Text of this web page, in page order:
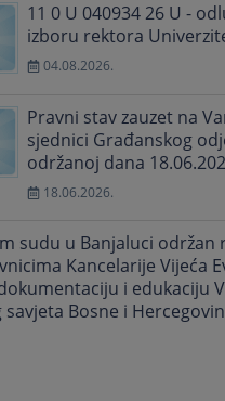
11 0 U 040934 26 U -
izboru rektora
04.08.2026.
Pravni stav zauzet na
sjednici Građanskog
održanoj dana
18.06.2026.
sudu u Banjaluci održan
Kancelarije Vijeća
i edukaciju
savjeta Bosne i